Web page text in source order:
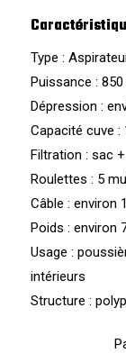
Type :
Puissance :
Dépression :
Capacité cuve :
Filtration : sac
Roulettes : 5
Câble : environ
Poids : environ
Usage :
intérieurs
Structure :